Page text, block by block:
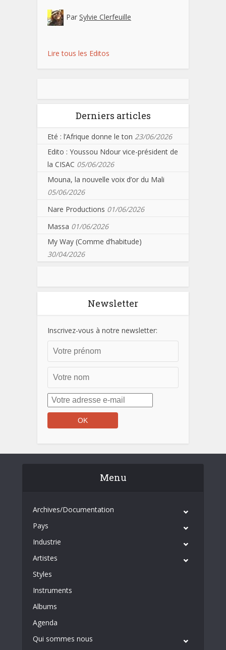
Par Sylvie Clerfeuille
Lire tous les Editos
Derniers articles
Eté : l’Afrique donne le ton 23/06/2026
Edito : Youssou Ndour vice-président de
la CISAC 05/06/2026
Mouna, la nouvelle voix d’or du Mali
05/06/2026
Nare Productions 01/06/2026
Massa 01/06/2026
My Way (Comme d’habitude)
30/04/2026
Newsletter
Inscrivez-vous à notre newsletter:
Menu
Archives/Documentation
Pays
Industrie
Artistes
Styles
Instruments
Albums
Agenda
Qui sommes nous